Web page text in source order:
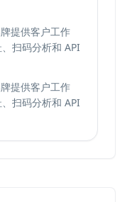
提供客户工作
扫码分析和 API
提供客户工作
扫码分析和 API